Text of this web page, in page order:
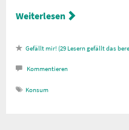
Weiterlesen
29 Lesern gefällt das
Kommentieren
Konsum